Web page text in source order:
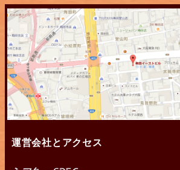
運営会社とアクセス